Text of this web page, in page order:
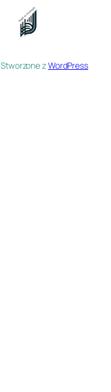
Stworzone zWordPress